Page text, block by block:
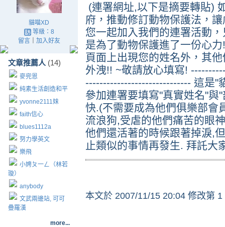
貓喵XD
等級：8
留言｜ 加入好友
文章推薦人 (14)
麥兜恩
純素生活創造和平
yvonne2111妹
faith信心
blues1112a
努力學英文
樂飛
小娉ㄆ一ㄥ（林若
璇）
anybody
文武兩邊站, 可可
疊羅漢
more...
(連署網址,以下是摘要轉貼)
府，推動修訂動物保護法，
您一起加入我們的連署活動
是為了動物保護進了一份心
頁面上出現您的姓名外，其
外洩!! ~敬請放心填寫!
------------------------------ 這是"
參加連署要填寫"真實姓名"與
快.(不需要成為他們俱樂部會
流浪狗,受虐的他們痛苦的眼
他們還活著的時候跟著掉淚,
止類似的事情再發生. 拜託大
本文於 2007/11/15 20:04 修改第 1